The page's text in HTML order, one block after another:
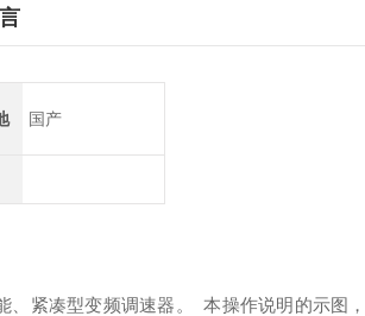
国产
、紧凑型变频调速器。 本操作说明的示图